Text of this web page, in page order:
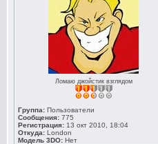
Ломаю джойстик взглядом
Группа: Пользователи
Сообщения: 775
Регистрация: 13 окт 2010, 18:04
Откуда: London
Модель 3DO: Нет